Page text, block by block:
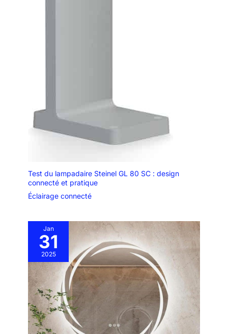
Test du lampadaire Steinel GL 80 SC : design
connecté et pratique
Éclairage connecté
Jan
31
2025